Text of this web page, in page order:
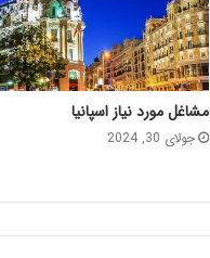
مشاغل مورد نیاز اسپانیا
جولای 30, 2024